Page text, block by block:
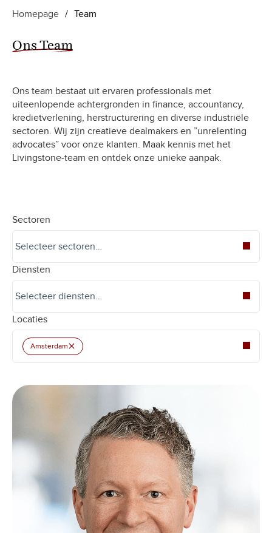
Homepage / Team
Ons Team
Ons team bestaat uit ervaren professionals met
uiteenlopende achtergronden in finance, accountancy,
kredietverlening, herstructurering en diverse industriële
sectoren. Wij zijn creatieve dealmakers en ”unrelenting
advocates” voor onze klanten. Maak kennis met het
Livingstone-team en ontdek onze unieke aanpak.
Sectoren
Diensten
Locaties
Amsterdam×